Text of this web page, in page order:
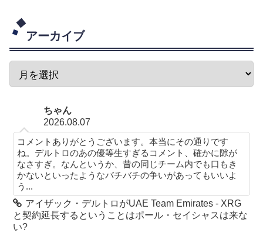
アーカイブ
ちゃん
2026.08.07
コメントありがとうございます。本当にその通りです
ね。デルトロのあの優等生すぎるコメント、確かに隙が
なさすぎ。なんというか、昔の同じチーム内でも口もき
かないといったようなバチバチの争いがあってもいいよ
う...
アイザック・デルトロがUAE Team Emirates - XRG
と契約延長するということはポール・セイシャスは来な
い?